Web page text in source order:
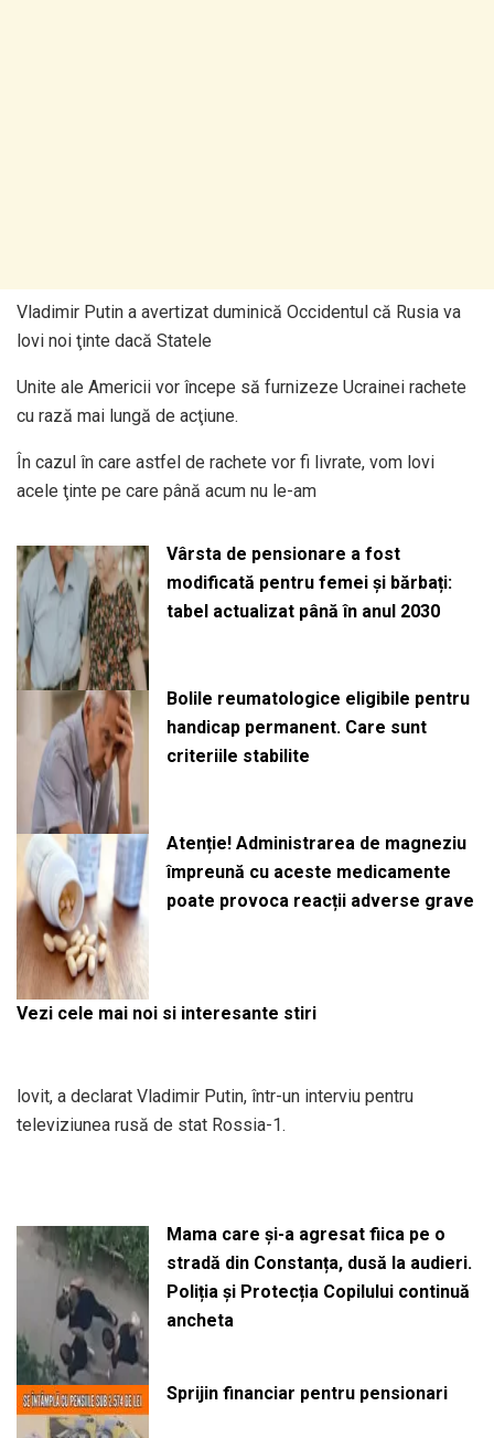
Vladimir Putin a avertizat duminică Occidentul că Rusia va
lovi noi ţinte dacă Statele
Unite ale Americii vor începe să furnizeze Ucrainei rachete
cu rază mai lungă de acţiune.
În cazul în care astfel de rachete vor fi livrate, vom lovi
acele ţinte pe care până acum nu le-am
Vârsta de pensionare a fost
modificată pentru femei și bărbați:
tabel actualizat până în anul 2030
Bolile reumatologice eligibile pentru
handicap permanent. Care sunt
criteriile stabilite
Atenție! Administrarea de magneziu
împreună cu aceste medicamente
poate provoca reacții adverse grave
Vezi cele mai noi si interesante stiri
lovit, a declarat Vladimir Putin, într-un interviu pentru
televiziunea rusă de stat Rossia-1.
Mama care și-a agresat fiica pe o
stradă din Constanța, dusă la audieri.
Poliția și Protecția Copilului continuă
ancheta
Sprijin financiar pentru pensionari